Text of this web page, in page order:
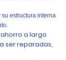
estructura interna
a largo
ser reparadas,